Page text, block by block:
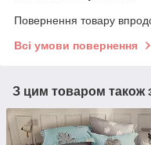
Повернення товару
Всі умови повернення
З цим товаром також